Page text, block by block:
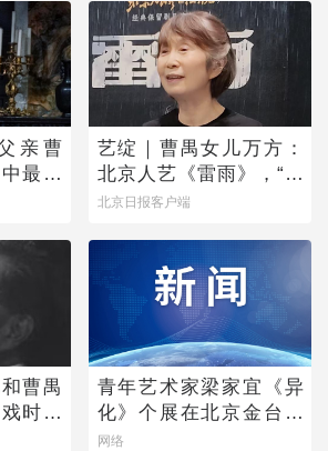
亲曹
最爱
艺绽｜曹禺女儿万方：
北京人艺《雷雨》，“是
它原生的样子”
北京日报客户端
曹禺
时吓
场
青年艺术家梁家宜《异
化》个展在北京金台艺
术馆启幕：以先锋艺术
网络